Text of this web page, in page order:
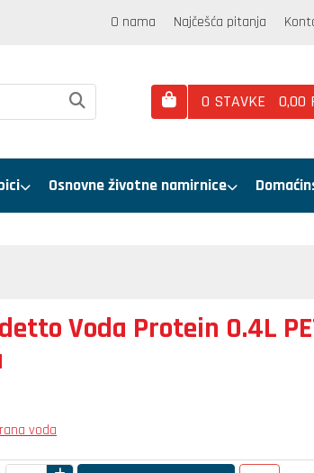
O nama Najčešća pitanja
0 STAVKE 0,00
Osnovne životne namirnice
Voda Protein 0.4L
voda